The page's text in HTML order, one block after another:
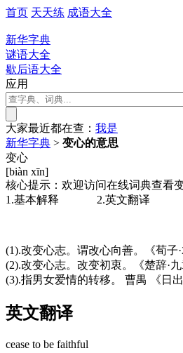
首页 天天练 成语大全
新华字典
谜语大全
歇后语大全
应用
大家最近都在查： 我是
新华字典 > 变心的意思
变心
[biàn xīn]
核心提示：欢迎访问在线词典查看
1.基本解释
2.英文翻译
(1).改变心志。谓改心向善。《荀
(2).改变心志。改变初衷。《楚辞·
(3).指男女爱情的转移。 曹禺 《日
英文翻译
cease to be faithful